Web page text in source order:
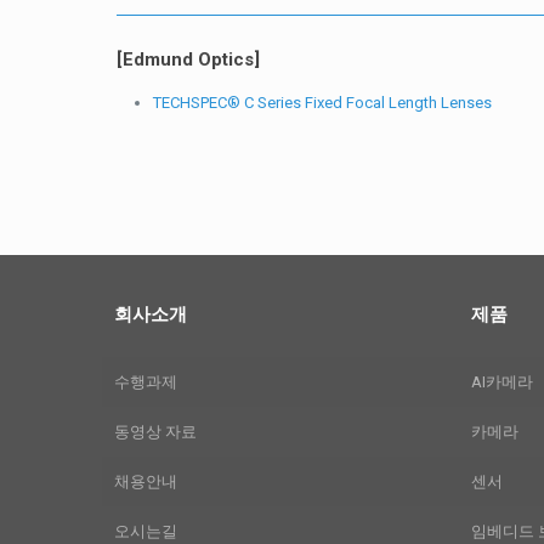
[Edmund Optics]
TECHSPEC® C Series Fixed Focal Length Lenses
회사소개 제품
수행과제 AI카메라
동영상 자료 카메라
채용안내 센서
오시는길 임베디드